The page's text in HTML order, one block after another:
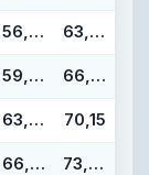
56,74 63,80
59,92 66,98
63,09 70,15
66,27 73,33